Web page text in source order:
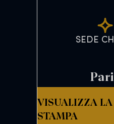
SEDE
VISUALIZZA LA
STAMPA